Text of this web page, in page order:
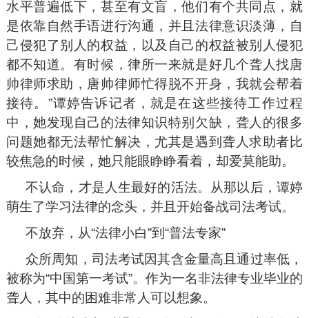
水平普遍低下，甚至有文盲，他们有个共同点，就
是依靠自然手语进行沟通，并且法律意识淡薄，自
己侵犯了别人的权益，以及自己的权益被别人侵犯
都不知道。有时候，律所一来就是好几个聋人找唐
帅律师求助，唐帅律师忙得脱不开身，我就会帮着
接待。”谭婷告诉记者，就是在这些接待工作过程
中，她发现自己的法律知识特别欠缺，聋人的很多
问题她都无法帮忙解决，尤其是遇到聋人求助者比
较焦急的时候，她只能眼睁睁看着，却爱莫能助。
不认命，才是人生最好的活法。从那以后，谭婷
萌生了学习法律的念头，并且开始备战司法考试。
不放弃，从“法律小白”到“普法专家”
众所周知，司法考试因其含金量高且通过率低，
被称为“中国第一考试”。作为一名非法律专业毕业的
聋人，其中的困难非常人可以想象。